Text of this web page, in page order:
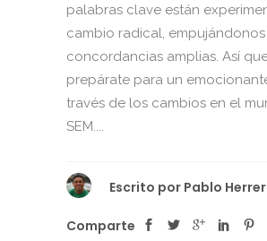
palabras clave están
cambio radical,
concordancias amplias. Así
prepárate para un
través de los cambios en el
SEM....
Escrito por Pablo
Comparte